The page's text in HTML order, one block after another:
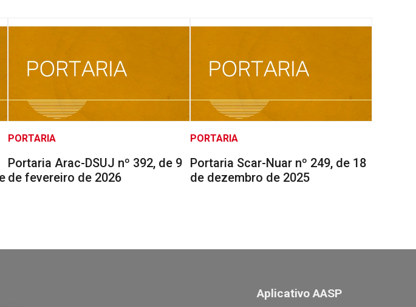
PORTARIA
Portaria Arac-DSUJ nº 392, de 9
de fevereiro de 2026
PORTARIA
Portaria Scar-Nuar nº 249, de 18
de dezembro de 2025
Aplicativo AASP